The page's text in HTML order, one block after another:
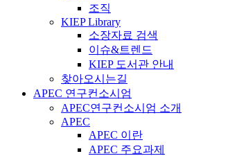
조직
KIEP Library
소장자료 검색
이슈&트렌드
KIEP 도서관 안내
찾아오시는길
APEC 연구컨소시엄
APEC연구컨소시엄 소개
APEC
APEC 이란
APEC 주요과제